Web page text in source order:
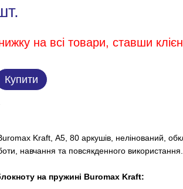
на всі товари, ставши
Купити
Kraft, А5, 80 аркушів, нелінований,
навчання та повсякденного використання.
на пружині Buromax Kraft: